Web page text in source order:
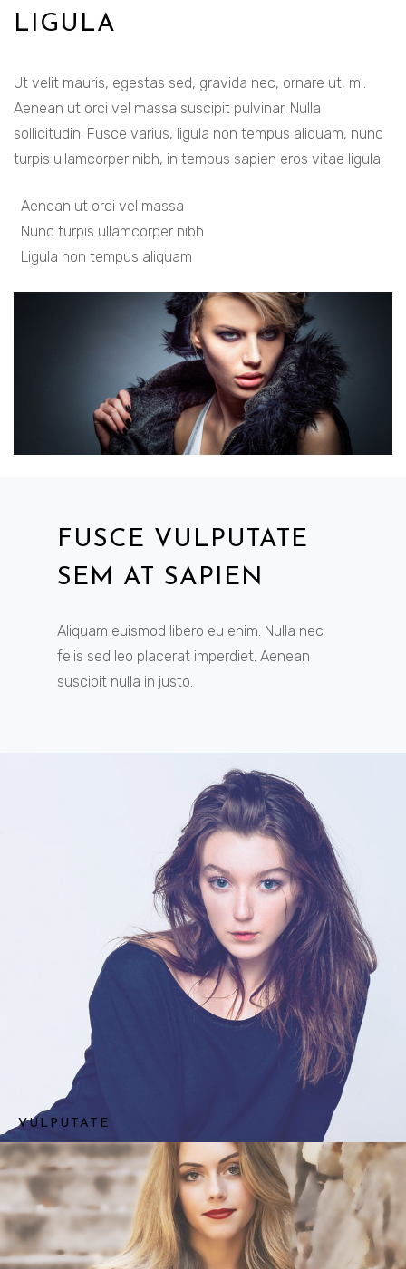
LIGULA
Ut velit mauris, egestas sed, gravida nec, ornare ut, mi.
Aenean ut orci vel massa suscipit pulvinar. Nulla
sollicitudin. Fusce varius, ligula non tempus aliquam, nunc
turpis ullamcorper nibh, in tempus sapien eros vitae ligula.
Aenean ut orci vel massa
Nunc turpis ullamcorper nibh
Ligula non tempus aliquam
FUSCE VULPUTATE
SEM AT SAPIEN
Aliquam euismod libero eu enim. Nulla nec
felis sed leo placerat imperdiet. Aenean
suscipit nulla in justo.
VULPUTATE